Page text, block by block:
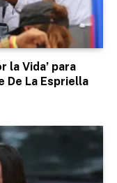
la Vida’ para
De La Espriella